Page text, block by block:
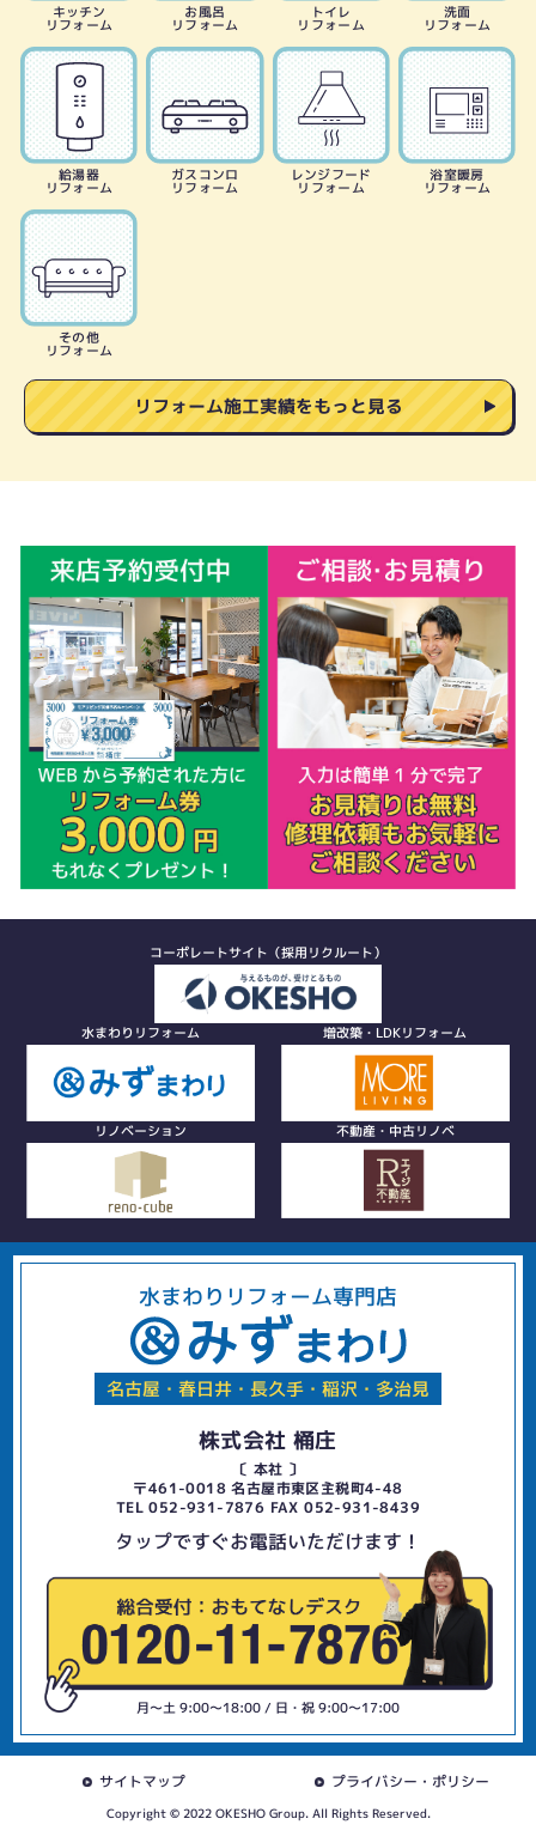
キッチン
リフォーム
お風呂
リフォーム
トイレ
リフォーム
洗面
リフォーム
給湯器
リフォーム
ガスコンロ
リフォーム
レンジフード
リフォーム
浴室暖房
リフォーム
その他
リフォーム
リフォーム施工実績をもっと見る
コーポレートサイト（採用リクルート）
水まわりリフォーム 増改築・LDKリフォーム
リノベーション 不動産・中古リノベ
水まわりリフォーム専門店
名古屋・春日井・長久手・稲沢・多治見
株式会社 桶庄
〔 本社 〕
〒461-0018 名古屋市東区主税町4-48
TEL 052-931-7876 FAX 052-931-8439
タップですぐお電話いただけます！
月〜土 9:00〜18:00 / 日・祝 9:00〜17:00
サイトマップ プライバシー・ポリシー
Copyright © 2022 OKESHO Group. All Rights Reserved.